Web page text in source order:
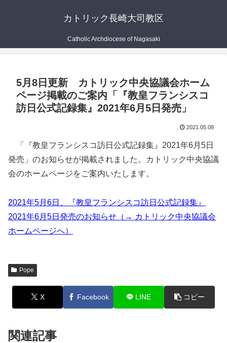
カトリック長崎大司教区
Catholic Archdiocese of Nagasaki
5月8日更新 カトリック中央協議会ホーム
ページ掲載のご案内「『教皇フランシスコ
訪日公式記録集』2021年6月5日発売」
2021.05.08
「『教皇フランシスコ訪日公式記録集』2021年6月5日
発売」のお知らせが掲載されました。カトリック中央協議
会のホームページをご案内いたします。
2021年5月6日、『教皇フランシスコ訪日公式記録集』
2021年6月5日発売のお知らせ（→ カトリック中央協議会
ホームページへ）
Pope
X Facebook LINE コピー
関連記事